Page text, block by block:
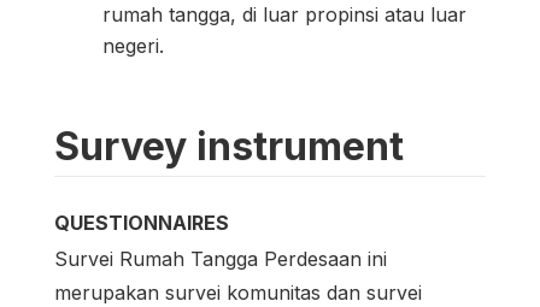
rumah tangga, di luar propinsi atau luar
negeri.
Survey instrument
QUESTIONNAIRES
Survei Rumah Tangga Perdesaan ini
merupakan survei komunitas dan survei